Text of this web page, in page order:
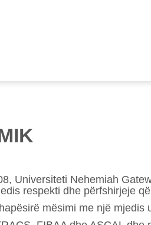
Universiteti Nehemiah
respekti dhe përfshirjeje
mësimi me një